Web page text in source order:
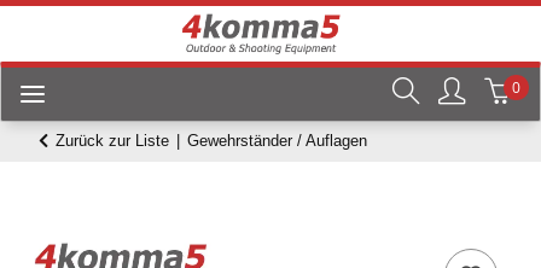
0
Zurück zur Liste Gewehrständer / Auflagen